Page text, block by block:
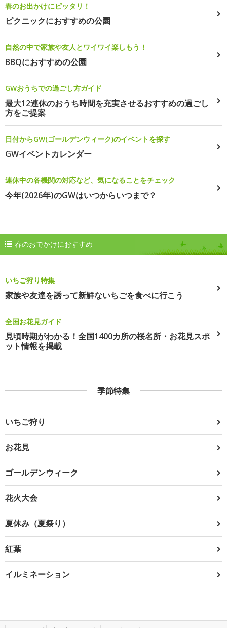
春のお出かけにピッタリ！
ピクニックにおすすめの公園
自然の中で家族や友人とワイワイ楽しもう！
BBQにおすすめの公園
GWおうちでの過ごし方ガイド
最大12連休のおうち時間を充実させるおすすめの過ごし
方をご提案
日付からGW(ゴールデンウィーク)のイベントを探す
GWイベントカレンダー
連休中の各機関の対応など、気になることをチェック
今年(2026年)のGWはいつからいつまで？
春のおでかけにおすすめ
いちご狩り特集
家族や友達を誘って新鮮ないちごを食べに行こう
全国お花見ガイド
見頃時期がわかる！全国1400カ所の桜名所・お花見スポ
ット情報を掲載
季節特集
いちご狩り
お花見
ゴールデンウィーク
花火大会
夏休み（夏祭り）
紅葉
イルミネーション